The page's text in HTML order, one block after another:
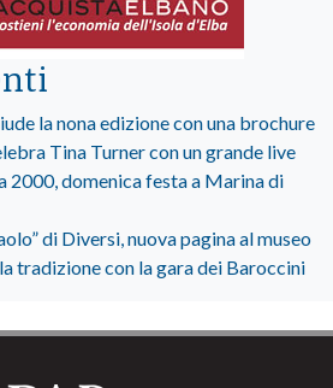
la nona edizione con una brochure
Tina Turner con un grande live
2000, domenica festa a Marina di
di Diversi, nuova pagina al museo
tradizione con la gara dei Baroccini